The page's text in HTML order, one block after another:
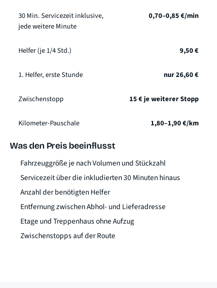
30 Min. Servicezeit inklusive,
jede weitere Minute
0,70–0,85 €/min
Helfer (je 1/4 Std.) 9,50 €
1. Helfer, erste Stunde nur 26,60 €
Zwischenstopp 15 € je weiterer Stopp
Kilometer-Pauschale 1,80–1,90 €/km
Was den Preis beeinflusst
Fahrzeuggröße je nach Volumen und Stückzahl
Servicezeit über die inkludierten 30 Minuten hinaus
Anzahl der benötigten Helfer
Entfernung zwischen Abhol- und Lieferadresse
Etage und Treppenhaus ohne Aufzug
Zwischenstopps auf der Route